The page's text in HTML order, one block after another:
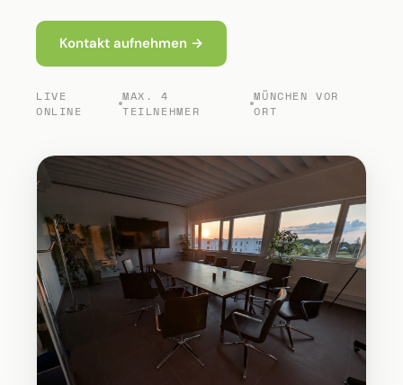
Kontakt aufnehmen →
LIVE
ONLINE
MAX. 4
TEILNEHMER
MÜNCHEN VOR
ORT